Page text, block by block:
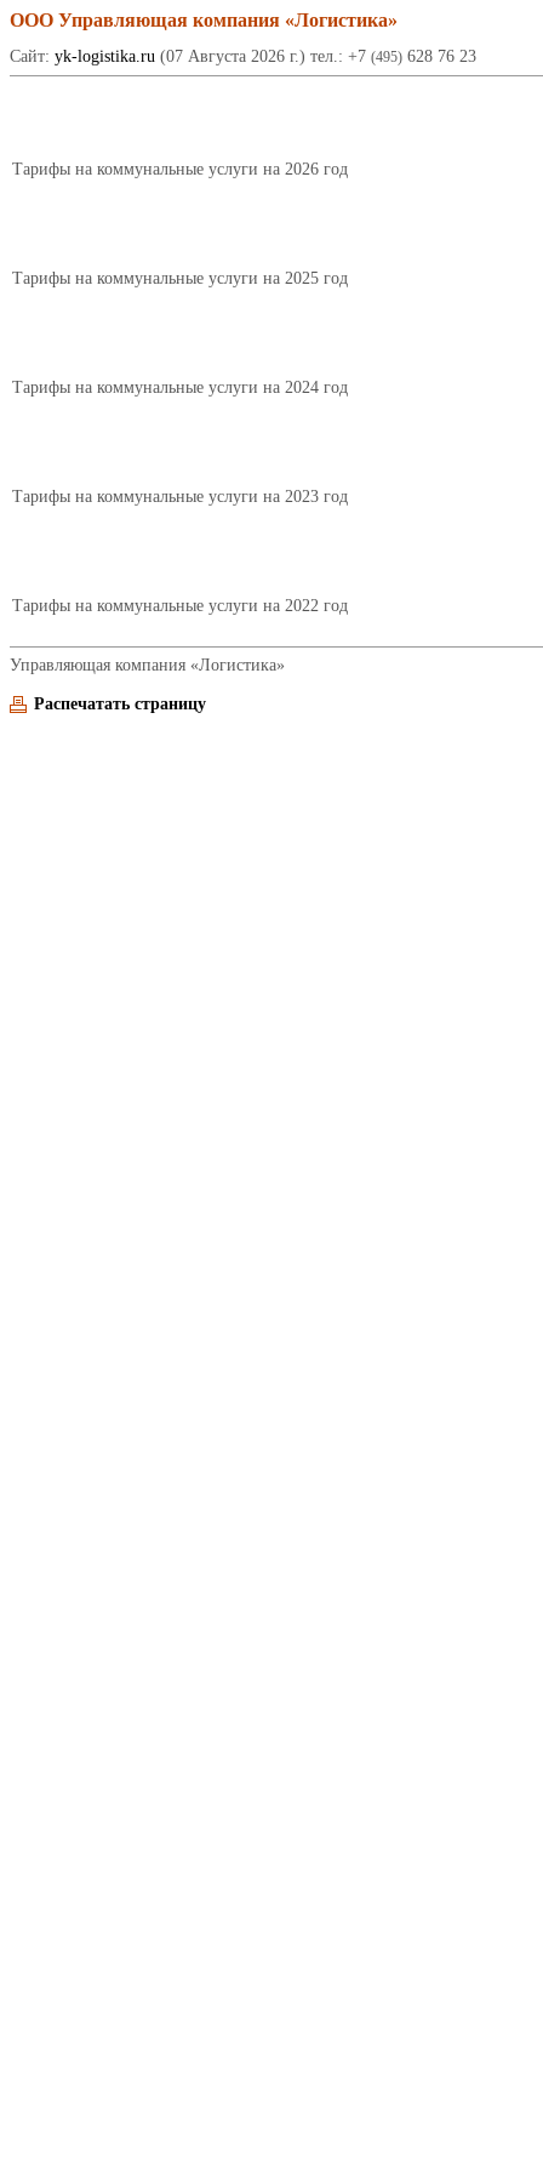
ООО Управляющая компания «Логистика»
Сайт: yk-logistika.ru (07 Августа 2026 г.) тел.: +7 (495) 628 76 23
Тарифы на коммунальные услуги на 2026 год
Тарифы на коммунальные услуги на 2025 год
Тарифы на коммунальные услуги на 2024 год
Тарифы на коммунальные услуги на 2023 год
Тарифы на коммунальные услуги на 2022 год
Управляющая компания «Логистика»
Распечатать страницу